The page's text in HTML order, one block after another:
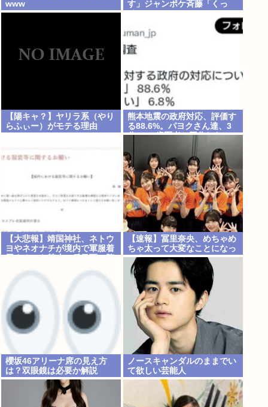
www
す」ジャンポケ斉藤「くっ
【陽キャ？】ヤリラ系（やり
らふぃー）がモテる理由
熊本地震の政府対応、評価す
る88.6%。パヨクさん達、3
分BGM歯医者と工作したの
【大悲報】靖国神社、ネトウ
ヨやネオナチが境内で軍服着
【速報】冨里奈央、めちゃめ
ちゃ太って大変なことになっ
てる
櫻坂46アリーナ席の見え方
は？双眼鏡は必要か解説
ノースキャンダルのままでい
て欲しい芸能人